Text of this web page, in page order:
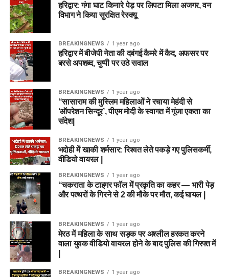
हरिद्वार: गंगा घाट किनारे पेड़ पर लिपटा मिला अजगर, वन
विभाग ने किया सुरक्षित रेस्क्यू
BREAKINGNEWS 1 year ago
हरिद्वार में बीजेपी नेता की दबंगई कैमरे में कैद, अफसर पर
बरसे अपशब्द, चुप्पी पर उठे सवाल
BREAKINGNEWS 1 year ago
“सासाराम की मुस्लिम महिलाओं ने रचाया मेहंदी से
‘ऑपरेशन सिन्दूर’, पीएम मोदी के स्वागत में गूंजा एकता का
संदेश|
BREAKINGNEWS 1 year ago
भदोही में खाकी शर्मसार: रिश्वत लेते पकड़े गए पुलिसकर्मी,
वीडियो वायरल |
BREAKINGNEWS 1 year ago
“चकराता के टाइगर फॉल में प्रकृति का कहर — भारी पेड़
और पत्थरों के गिरने से 2 की मौके पर मौत, कई घायल |
BREAKINGNEWS 1 year ago
मेरठ में महिला के साथ सड़क पर अश्लील हरकत करने
वाला युवक वीडियो वायरल होने के बाद पुलिस की गिरफ्त में
BREAKINGNEWS 1 year ago